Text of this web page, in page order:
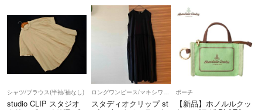
シャツ/ブラウス(半袖/袖なし)
studio CLIP スタジオ
ロングワンピース/マキシワンピース
スタディオクリップ st
ポーチ
【新品】ホノルルクッ